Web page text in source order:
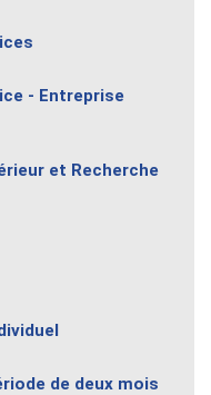
- Entreprise
et Recherche
de deux mois